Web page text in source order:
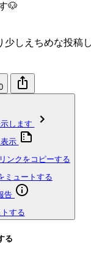
🐶
少しえちめな投稿
します
示
リンクをコピーする
ミュートする
告
トする
る